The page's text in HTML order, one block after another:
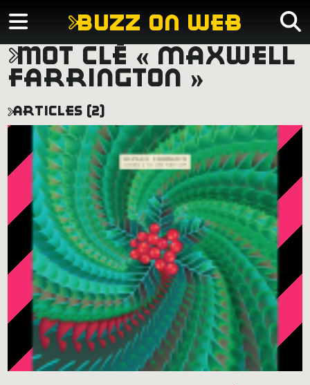
buzz on web
mot clé « maxwell
farrington »
articles (2)